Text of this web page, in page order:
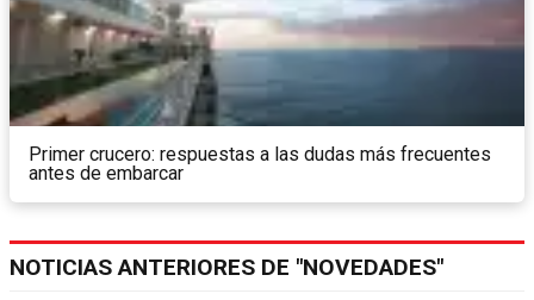
Primer crucero: respuestas a las dudas más frecuentes
antes de embarcar
NOTICIAS ANTERIORES DE "NOVEDADES"